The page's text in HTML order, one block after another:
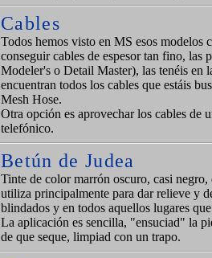
Cables
Todos hemos visto en MS esos modelos
conseguir cables de espesor tan fino, las
Modeler's o Detail Master), las tenéis en
encuentran todos los cables que estáis
Mesh Hose.
Otra opción es aprovechar los cables de
telefónico.
Betún de Judea
Tinte de color marrón oscuro, casi
utiliza principalmente para dar relieve y
blindados y en todos aquellos lugares
La aplicación es sencilla, "ensuciad" la
de que seque, limpiad con un trapo.